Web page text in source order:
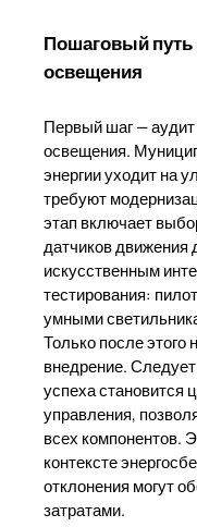
Пошаговый
освещения
Первый шаг —
освещения.
энергии уходит на
требуют
этап включает
датчиков
искусственным
тестирования:
умными
Только после
внедрение.
успеха становится
управления,
всех компонентов.
контексте
отклонения могут
затратами.